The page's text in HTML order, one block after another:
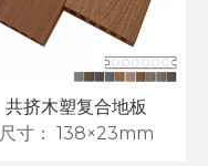
共挤木塑复合地板
尺寸： 138×23mm